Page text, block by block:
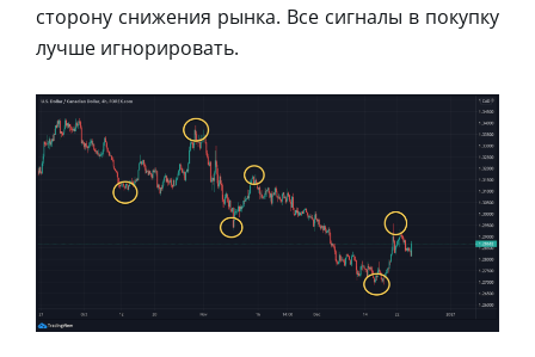
сторону снижения рынка. Все сигналы в покупку
лучше игнорировать.